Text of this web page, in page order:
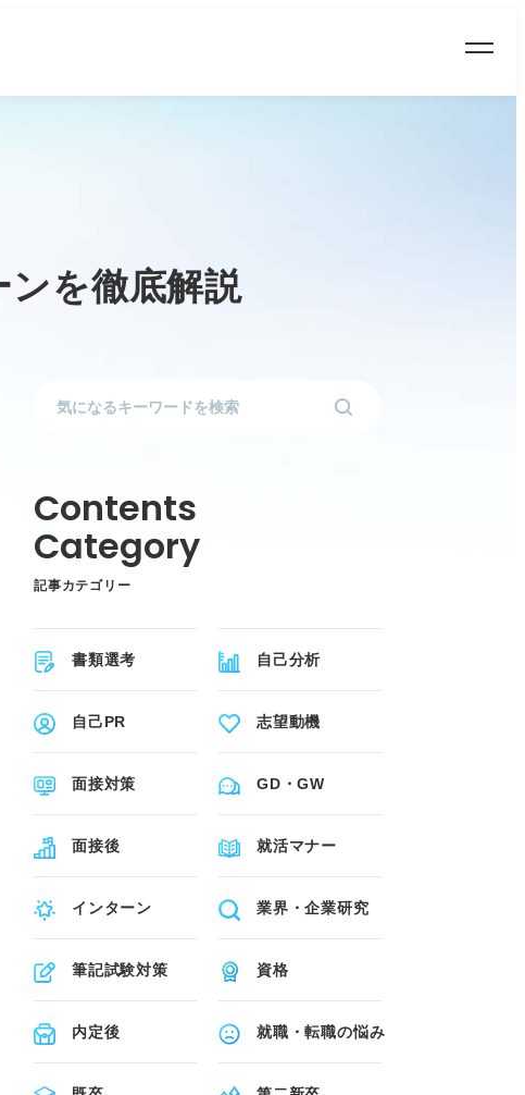
を徹底解説
記事カテゴリー
書類選考 自己分析
自己PR 志望動機
面接対策 GD・GW
面接後 就活マナー
インターン 業界・企業研究
筆記試験対策 資格
内定後 就職・転職の悩み